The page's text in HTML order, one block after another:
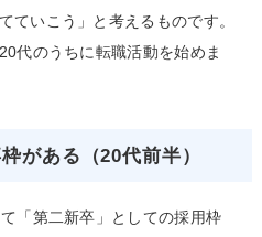
ていこう」と考えるものです。
代のうちに転職活動を始めま
がある（20代前半）
「第二新卒」としての採用枠